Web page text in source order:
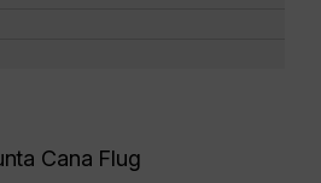
Cana Flug